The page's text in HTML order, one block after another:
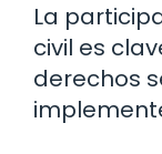
La
civil es
derechos